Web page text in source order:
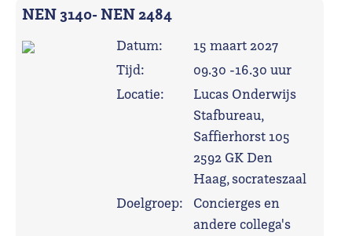
NEN 3140- NEN 2484
Datum:
15 maart 2027
Tijd:
09.30 -16.30 uur
Locatie:
Lucas Onderwijs
Stafbureau,
Saffierhorst 105
2592 GK Den
Haag, socrateszaal
Doelgroep:
Concierges en
andere collega's